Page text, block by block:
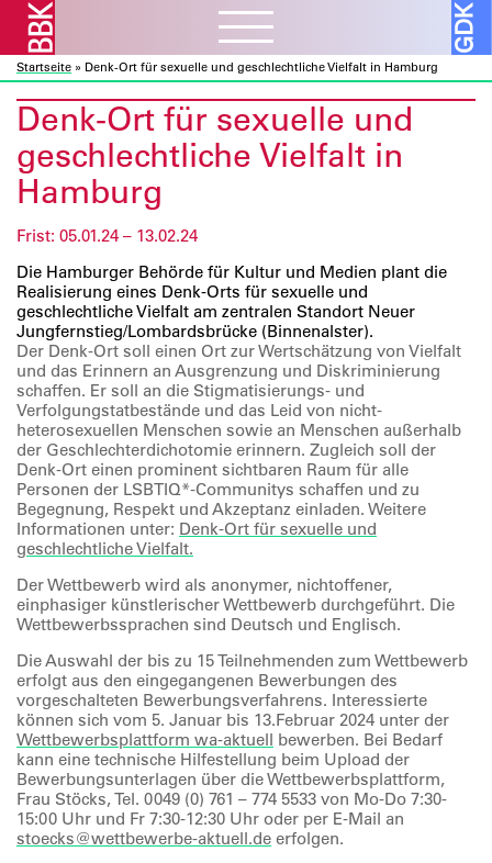
Aktuelles ᐯ
BBK Muc und Obb
BBK Bund und Länder
Ausschreibungen
Ressourcen
Verbandsarbeit
Kulturelle Bildung
Kunst und Bauen
Vor- und Nachlässe
Projekte
Förderprogramme
Mitglieder
Ausstellungen
Datenbanken
Beratung
Internes
Beitreten
Mitglieder A – Z
Fördermitglieder
Über uns ᐯ
Verbandsorganisation
Sozialfonds
Publikationen
Kontakt
Galerie
Vorschau
Rückschau
Über die Galerie
Startseite » Denk-Ort für sexuelle und geschlechtliche Vielfalt in Hamburg
Denk-Ort für sexuelle und
geschlechtliche Vielfalt in
Hamburg
Frist: 05.01.24 – 13.02.24
Die Hamburger Behörde für Kultur und Medien plant die
Realisierung eines Denk-Orts für sexuelle und
geschlechtliche Vielfalt am zentralen Standort Neuer
Jungfernstieg/Lombardsbrücke (Binnenalster).
Der Denk-Ort soll einen Ort zur Wertschätzung von Vielfalt
und das Erinnern an Ausgrenzung und Diskriminierung
schaffen. Er soll an die Stigmatisierungs- und
Verfolgungstatbestände und das Leid von nicht-
heterosexuellen Menschen sowie an Menschen außerhalb
der Geschlechterdichotomie erinnern. Zugleich soll der
Denk-Ort einen prominent sichtbaren Raum für alle
Personen der LSBTIQ*-Communitys schaffen und zu
Begegnung, Respekt und Akzeptanz einladen. Weitere
Informationen unter: Denk-Ort für sexuelle und
geschlechtliche Vielfalt.
Der Wettbewerb wird als anonymer, nichtoffener,
einphasiger künstlerischer Wettbewerb durchgeführt. Die
Wettbewerbssprachen sind Deutsch und Englisch.
Die Auswahl der bis zu 15 Teilnehmenden zum Wettbewerb
erfolgt aus den eingegangenen Bewerbungen des
vorgeschalteten Bewerbungsverfahrens. Interessierte
können sich vom 5. Januar bis 13.Februar 2024 unter der
Wettbewerbsplattform wa-aktuell bewerben. Bei Bedarf
kann eine technische Hilfestellung beim Upload der
Bewerbungsunterlagen über die Wettbewerbsplattform,
Frau Stöcks, Tel. 0049 (0) 761 – 774 5533 von Mo-Do 7:30-
15:00 Uhr und Fr 7:30-12:30 Uhr oder per E-Mail an
stoecks@wettbewerbe-aktuell.de erfolgen.